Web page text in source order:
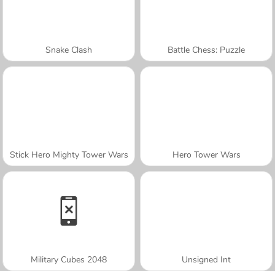
Snake Clash Battle Chess: Puzzle
Stick Hero Mighty Tower Wars Hero Tower Wars
Military Cubes 2048 Unsigned Int